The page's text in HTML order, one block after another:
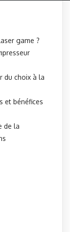
game ?
du choix à la
et bénéfices
de la